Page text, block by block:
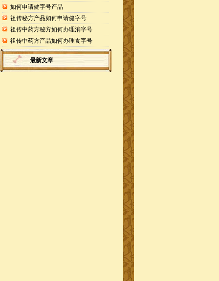
如何申请健字号产品
祖传秘方产品如何申请健字号
祖传中药方秘方如何办理消字号
祖传中药方产品如何办理食字号
最新文章